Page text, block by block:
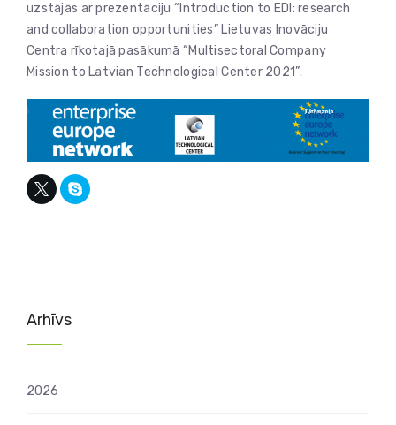
uzstājās ar prezentāciju “Introduction to EDI: research
and collaboration opportunities” Lietuvas Inovāciju
Centra rīkotajā pasākumā “Multisectoral Company
Mission to Latvian Technological Center 2021”.
Arhīvs
2026